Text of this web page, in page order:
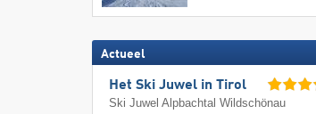
Actueel
Het Ski Juwel in Tirol
Ski Juwel Alpbachtal Wildschönau